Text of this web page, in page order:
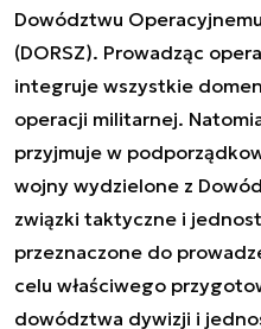
Dowództwu
(DORSZ). Prowadząc
integruje wszystkie
operacji militarnej.
przyjmuje w
wojny wydzielone z
związki taktyczne i
przeznaczone do
celu właściwego
dowództwa dywizji i